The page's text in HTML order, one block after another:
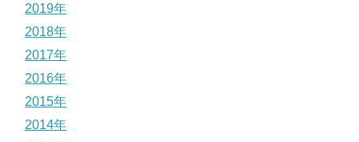
2019年
2018年
2017年
2016年
2015年
2014年